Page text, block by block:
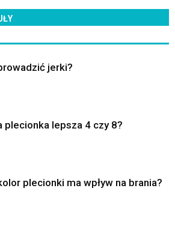
jerki?
plecionka lepsza 4 czy 8?
plecionki ma wpływ na brania?